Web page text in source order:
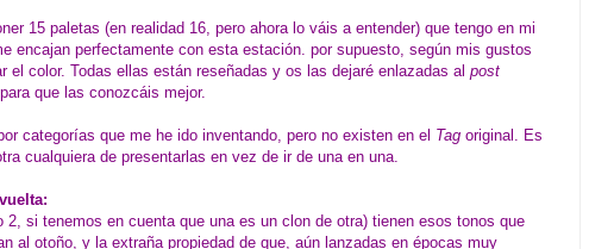
15 paletas (en realidad 16, pero ahora lo váis a entender) que tengo en mi
encajan perfectamente con esta estación. por supuesto, según mis gustos
el color. Todas ellas están reseñadas y os las dejaré enlazadas al post
que las conozcáis mejor.
categorías que me he ido inventando, pero no existen en el Tag original. Es
cualquiera de presentarlas en vez de ir de una en una.
2, si tenemos en cuenta que una es un clon de otra) tienen esos tonos que
al otoño, y la extraña propiedad de que, aún lanzadas en épocas muy